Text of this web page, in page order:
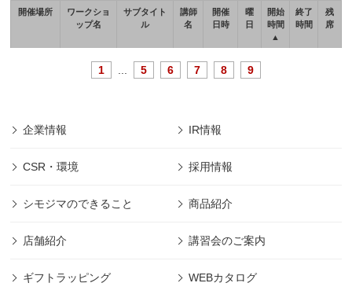
開催場所
ワークショ
ップ名
サブタイト
ル
講師
名
開催
日時
曜
日
開始
時間
▲
終了
時間
残
席
1 5 6 7 8 9
企業情報 IR情報
CSR・環境 採用情報
シモジマのできること 商品紹介
店舗紹介 講習会のご案内
ギフトラッピング WEBカタログ